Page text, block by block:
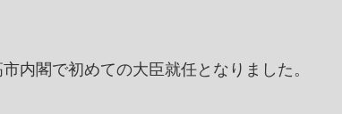
内閣で初めての大臣就任となりました。